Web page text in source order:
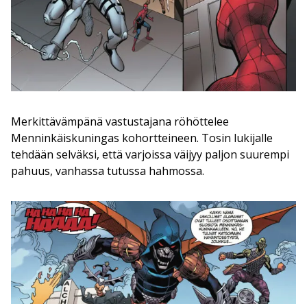
Merkittävämpänä vastustajana röhöttelee
Menninkäiskuningas kohortteineen. Tosin lukijalle
tehdään selväksi, että varjoissa väijyy paljon suurempi
pahuus, vanhassa tutussa hahmossa.